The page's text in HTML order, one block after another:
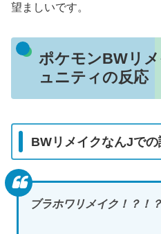
望ましいです。
ポケモンBWリ
ュニティの反応
BWリメイクなんJで
ブラホワリメイク！？！